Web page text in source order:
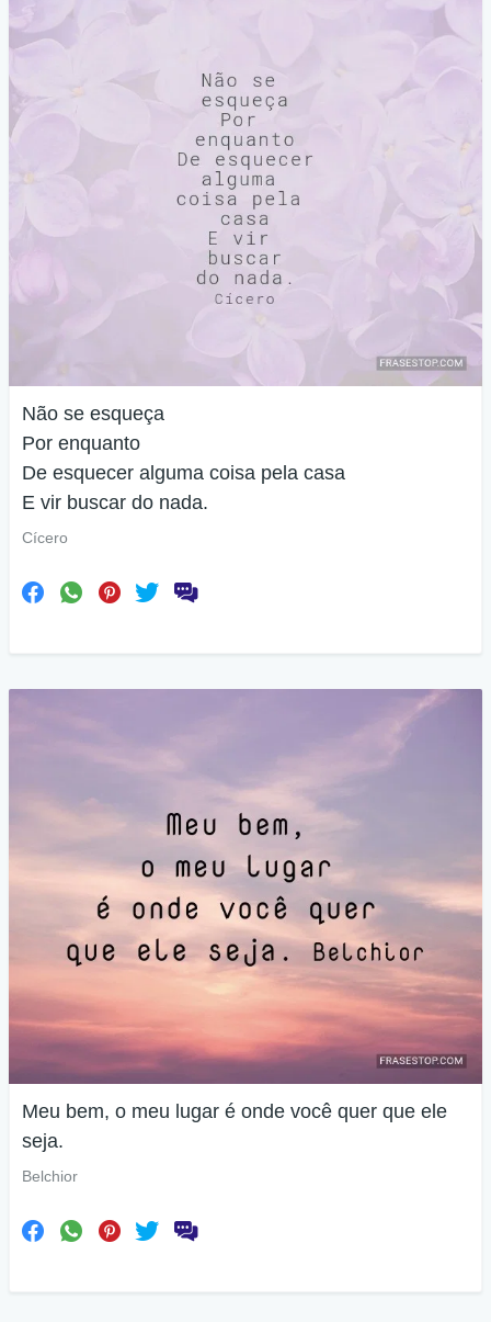
Não se esqueça
Por enquanto
De esquecer alguma coisa pela casa
E vir buscar do nada.
Cícero
Meu bem, o meu lugar é onde você quer que ele
seja.
Belchior